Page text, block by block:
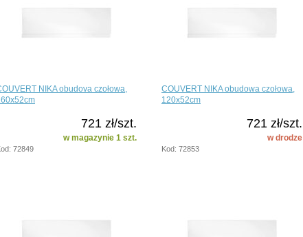
NIKA obudova czołowa,
721 zł/szt.
w magazynie 1 szt.
72849
COUVERT NIKA obudowa czołowa,
120x52cm
721 zł/szt.
w drodze
Kod: 72853